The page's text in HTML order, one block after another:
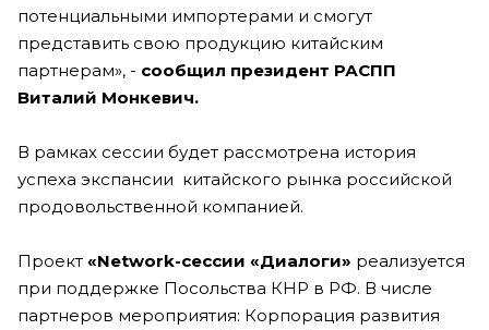
потенциальными импортерами и смогут
представить свою продукцию китайским
партнерам», - сообщил президент РАСПП
Виталий Монкевич.
В рамках сессии будет рассмотрена история
успеха экспансии китайского рынка российской
продовольственной компанией.
Проект «Network-сессии «Диалоги» реализуется
при поддержке Посольства КНР в РФ. В числе
партнеров мероприятия: Корпорация развития